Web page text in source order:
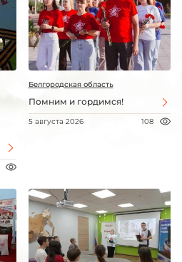
Белгородская область
Помним и гордимся!
5 августа 2026 108